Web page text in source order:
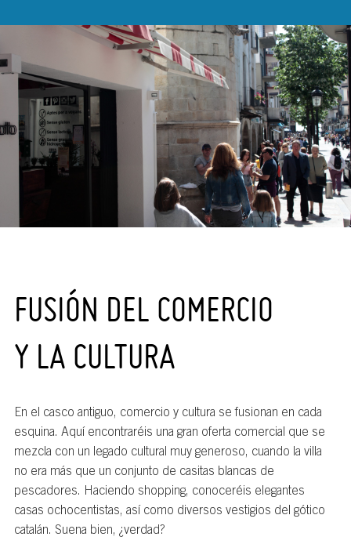
FUSIÓN DEL COMERCIO
Y LA CULTURA
En el casco antiguo, comercio y cultura se fusionan en cada
esquina. Aquí encontraréis una gran oferta comercial que se
mezcla con un legado cultural muy generoso, cuando la villa
no era más que un conjunto de casitas blancas de
pescadores. Haciendo shopping, conoceréis elegantes
casas ochocentistas, así como diversos vestigios del gótico
catalán. Suena bien, ¿verdad?